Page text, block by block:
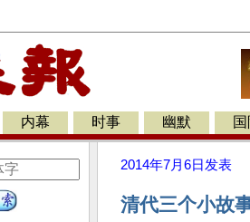
内幕 时事 幽默
2014年7月6日 发表
清代三个小故